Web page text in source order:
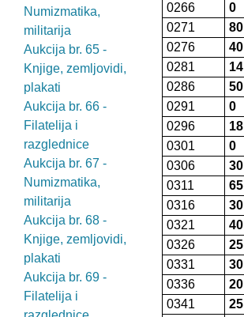
Numizmatika,
militarija
Aukcija br. 65 -
Knjige, zemljovidi,
plakati
Aukcija br. 66 -
Filatelija i
razglednice
Aukcija br. 67 -
Numizmatika,
militarija
Aukcija br. 68 -
Knjige, zemljovidi,
plakati
Aukcija br. 69 -
Filatelija i
0266
0
0271
80
0276
40
0281
14
0286
50
0291
0
0296
18
0301
0
0306
30
0311
65
0316
30
0321
40
0326
25
0331
30
0336
20
0341
25